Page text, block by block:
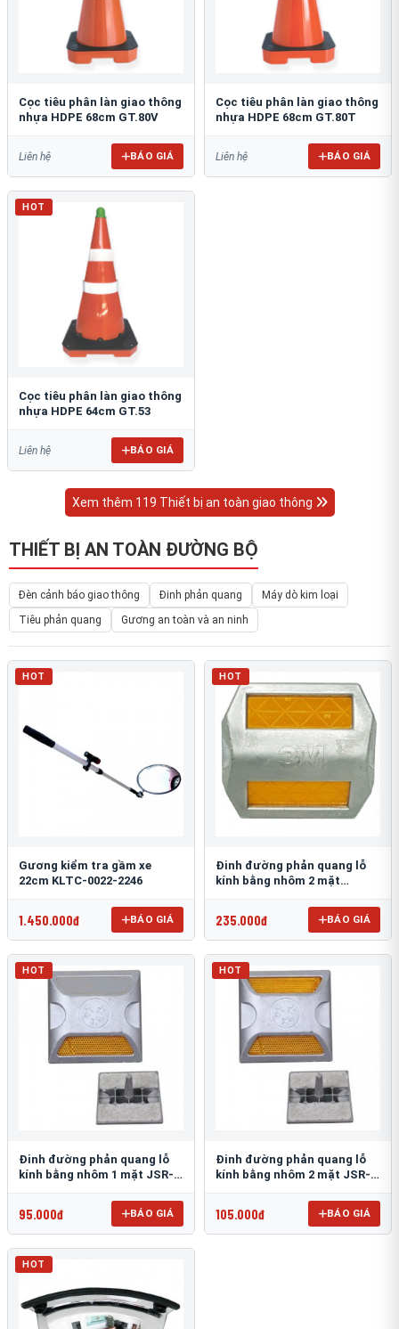
Cọc tiêu phân làn giao thông
nhựa HDPE 68cm GT.80V
Liên hệ BÁO GIÁ
Cọc tiêu phân làn giao thông
nhựa HDPE 68cm GT.80T
Liên hệ BÁO GIÁ
HOT
Cọc tiêu phân làn giao thông
nhựa HDPE 64cm GT.53
Liên hệ BÁO GIÁ
Xem thêm 119 Thiết bị an toàn giao thông
THIẾT BỊ AN TOÀN ĐƯỜNG BỘ
Đèn cảnh báo giao thông Đinh phản quang
Máy dò kim loại
Tiêu phản quang
Gương an toàn và an ninh
HOT
Gương kiểm tra gầm xe
22cm KLTC-0022-2246
1.450.000đ BÁO GIÁ
HOT
Đinh đường phản quang lỗ
kính bằng nhôm 2 mặt
235.000đ BÁO GIÁ
HOT
Đinh đường phản quang lỗ
kính bằng nhôm 1 mặt JSR-
95.000đ BÁO GIÁ
HOT
Đinh đường phản quang lỗ
kính bằng nhôm 2 mặt JSR-
105.000đ BÁO GIÁ
HOT